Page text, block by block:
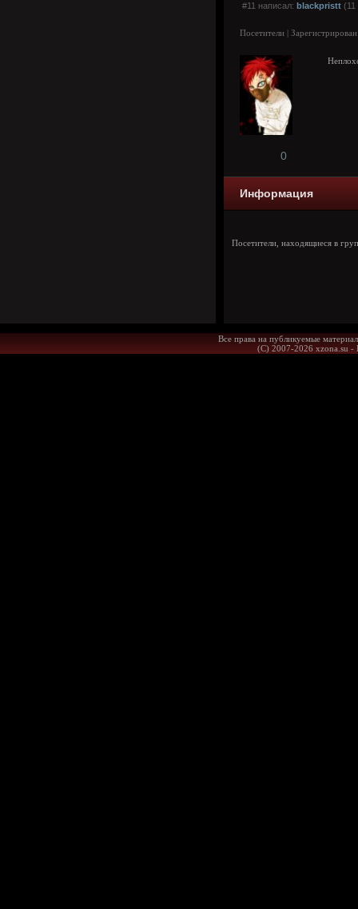
#11 написал: blackpristt
Посетители |
0
Информация
Посетители, находящиеся в
Все права на публикуемые
(С) 2007-2026 xzona.su -